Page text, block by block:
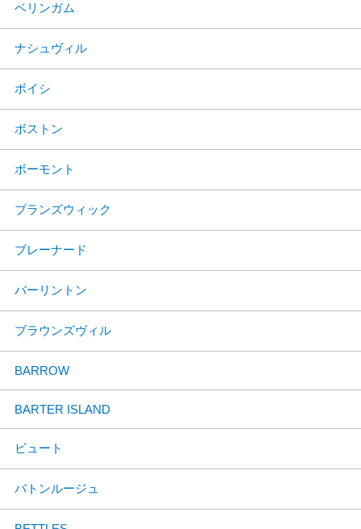
ベリンガム
ナシュヴィル
ボイシ
ボストン
ボーモント
ブランズウィック
ブレーナード
バーリントン
ブラウンズヴィル
BARROW
BARTER ISLAND
ビュート
バトンルージュ